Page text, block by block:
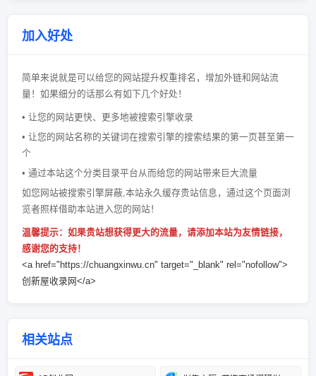
加入好处
简单来说就是可以给您的网站提升权重排名，增加外链和网站流
量！如果细分的话那么有如下几个好处！
• 让您的网站更快、更多地被搜索引擎收录
• 让您的网站名称的关键词在搜索引擎的搜索结果的第一页甚至第一
个
• 通过本站这个分类目录平台从而给您的网站带来巨大流量
如您网站被搜索引擎屏蔽,本站永久缓存贵站信息，通过这个页面浏
览者照样借助本站进入您的网站！
温馨提示：如果贵站想获得更大的流量，请添加本站为友情链接，
感谢您的支持！
<a href="https://chuangxinwu.cn" target="_blank" rel="nofollow">
创新屋收录网</a>
相关站点